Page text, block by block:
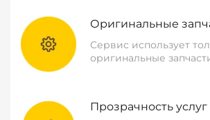
Оригинальные
Сервис использует
оригинальные
Прозрачность услуг